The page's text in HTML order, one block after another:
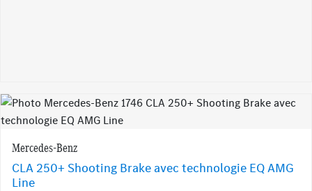
Mercedes-Benz
CLA 250+ Shooting Brake avec technologie EQ AMG
Line